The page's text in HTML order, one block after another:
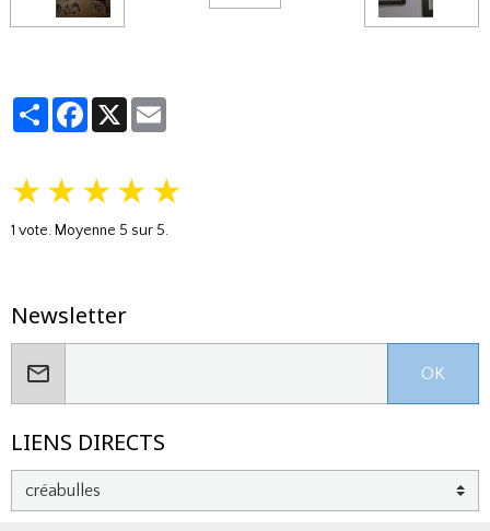
PartagerFacebook
X
★ ★ ★ ★ ★
1 vote. Moyenne 5 sur 5.
Newsletter
OK
LIENS DIRECTS